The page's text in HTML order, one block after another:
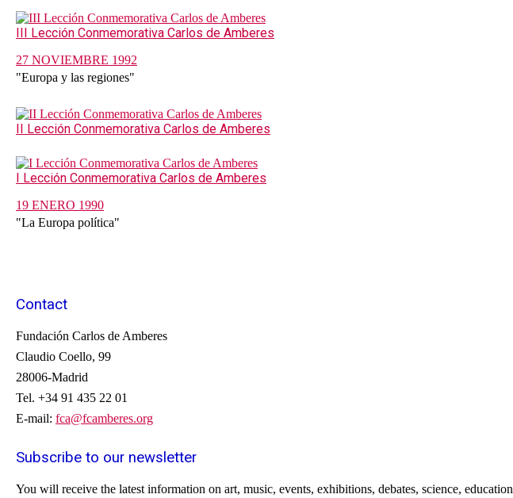
III Lección Conmemorativa Carlos de Amberes
27 NOVIEMBRE 1992
"Europa y las regiones"
II Lección Conmemorativa Carlos de Amberes
I Lección Conmemorativa Carlos de Amberes
19 ENERO 1990
"La Europa política"
Contact
Fundación Carlos de Amberes
Claudio Coello, 99
28006-Madrid
Tel. +34 91 435 22 01
E-mail: fca@fcamberes.org
Subscribe to our newsletter
You will receive the latest information on art, music, events, exhibitions, debates, science, education